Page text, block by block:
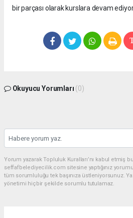
bir parçası olarak kurslara devam
Okuyucu Yorumları (0)
Yorum yazarak Topluluk Kuralları’nı kabul etmiş
seffafbelediyecilik.com sitesine yaptığınız
tüm sorumluluğu tek başınıza üstleniyorsunuz.
yönetimi hiçbir şekilde sorumlu tutulamaz.